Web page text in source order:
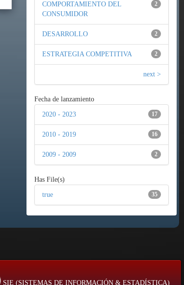
2
COMPORTAMIENTO DEL
CONSUMIDOR
2
DESARROLLO
2
ESTRATEGIA COMPETITIVA
next >
Fecha de lanzamiento
17
2020 - 2023
16
2010 - 2019
2
2009 - 2009
Has File(s)
35
true
SIE (SISTEMAS DE INFORMACIÓN & ESTADÍSTICA)